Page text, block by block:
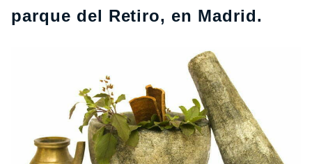
parque del Retiro, en Madrid.